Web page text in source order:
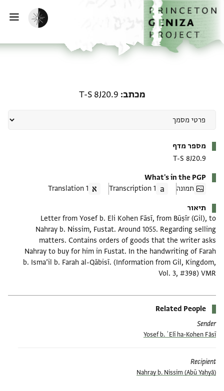
לתוכןהבית
הפעלת מצב כהה
מכתב T-S 8J20.9
מספר מדף
T-S 8J20.9
What's in the PGP
תמונה
1 Transcription
1 Translation
תיאור
Letter from Yosef b. Eli Kohen Fāsī, from Būṣīr (Gil), to
Nahray b. Nissim, Fustat. Around 1055. Regarding selling
matters. Contains orders of goods that the writer asks
Nahray to buy for him in Fustat. In the handwriting of Farah
b. Isma’il b. Farah al-Qābisī. (Information from Gil, Kingdom,
Vol. 3, #398) VMR
Related People
Sender
Yosef b. ʿElī ha-Kohen Fāsī
Recipient
(Abū Yaḥyā) Nahray b. Nissim